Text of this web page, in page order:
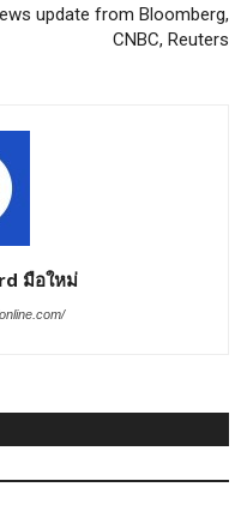
update from Bloomberg,
CNBC, Reuters
มือใหม่